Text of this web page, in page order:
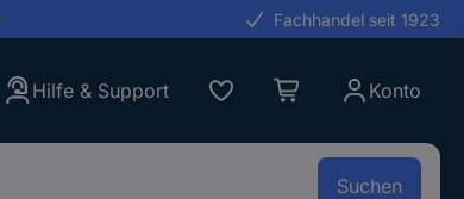
Fachhandel seit 1923
Hilfe & Support Konto
Suchen